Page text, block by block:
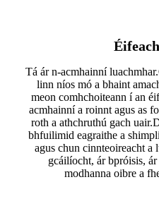
Tá ár n-acmhainní
linn níos mó a bhaint
meon comhchoiteann í an
acmhainní a roinnt agus as
roth a athchruthú gach
bhfuilimid eagraithe a
agus chun cinnteoireacht a
gcáilíocht, ár bpróisis,
modhanna oibre a